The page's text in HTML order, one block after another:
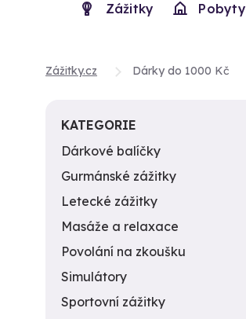
Zážitky Pobyty
Zážitky.cz Dárky do 1000 Kč
KATEGORIE
Dárkové balíčky
Gurmánské zážitky
Letecké zážitky
Masáže a relaxace
Povolání na zkoušku
Simulátory
Sportovní zážitky